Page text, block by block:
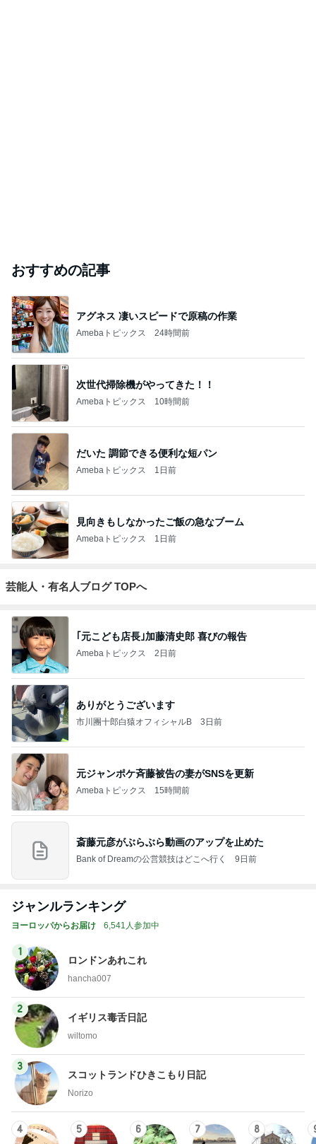
おすすめの記事
アグネス 凄いスピードで原稿の作業
Amebaトピックス 24時間前
次世代掃除機がやってきた！！
Amebaトピックス 10時間前
だいた 調節できる便利な短パン
Amebaトピックス 1日前
見向きもしなかったご飯の急なブーム
Amebaトピックス 1日前
芸能人・有名人ブログ TOPへ
｢元こども店長｣加藤清史郎 喜びの報告
Amebaトピックス 2日前
ありがとうございます
市川團十郎白猿オフィシャルB 3日前
元ジャンポケ斉藤被告の妻がSNSを更新
Amebaトピックス 15時間前
斎藤元彦がぶらぶら動画のアップを止めた
Bank of Dreamの公営競技はどこへ行く 9日前
ジャンルランキング
ヨーロッパからお届け 6,541人参加中
1
ロンドンあれこれ
hancha007
2
イギリス毒舌日記
wiltomo
3
スコットランドひきこもり日記
Norizo
4 5 6 7 8